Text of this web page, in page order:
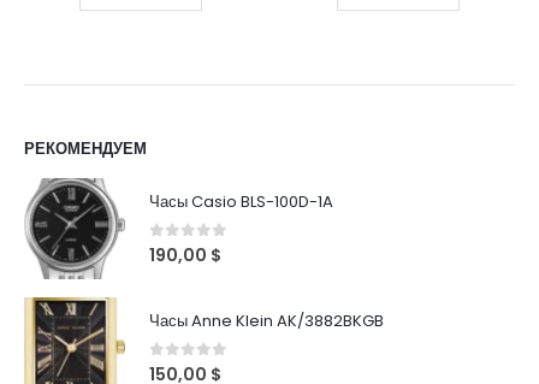
РЕКОМЕНДУЕМ
Часы Casio BLS-100D-1A
0out of 5
190,00 $
Часы Anne Klein AK/3882BKGB
0out of 5
150,00 $